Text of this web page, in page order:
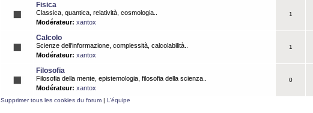
Fisica
Classica, quantica, relatività, cosmologia..
Modérateur: xantox
1
Calcolo
Scienze dell'informazione, complessità, calcolabilità..
Modérateur: xantox
1
Filosofia
Filosofia della mente, epistemologia, filosofia della scienza..
Modérateur: xantox
0
Supprimer tous les cookies du forum | L’équipe